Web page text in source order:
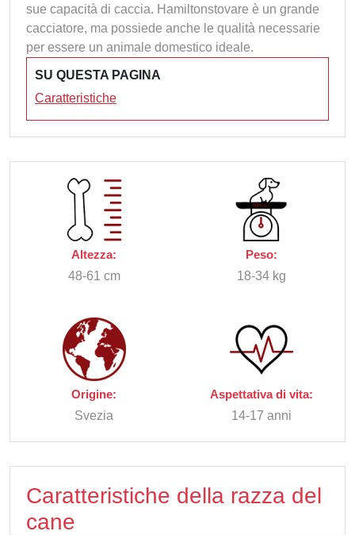
sue capacità di caccia. Hamiltonstovare è un grande
cacciatore, ma possiede anche le qualità necessarie
per essere un animale domestico ideale.
SU QUESTA PAGINA
Caratteristiche
Altezza:
48-61 cm
Peso:
18-34 kg
Origine:
Svezia
Aspettativa di vita:
14-17 anni
Caratteristiche della razza del
cane